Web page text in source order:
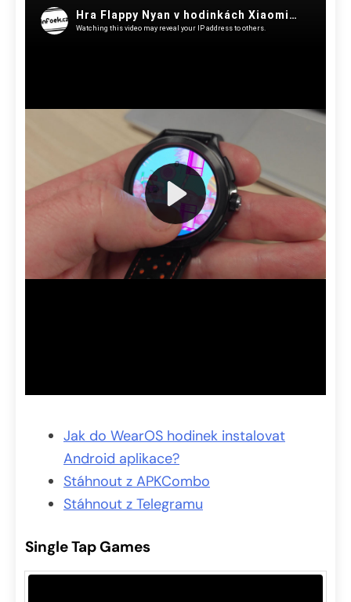
Jak do WearOS hodinek instalovat
Android aplikace?
Stáhnout z APKCombo
Stáhnout z Telegramu
Single Tap Games